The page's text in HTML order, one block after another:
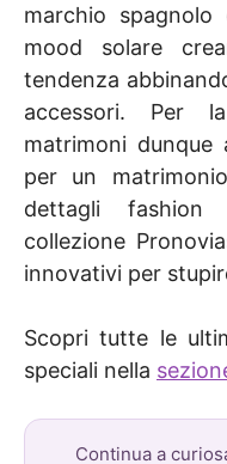
marchio
mood solare
tendenza
accessori. Per
matrimoni dunque
per un
dettagli fashion
collezione
innovativi per
Scopri tutte le
speciali nella
Continua a